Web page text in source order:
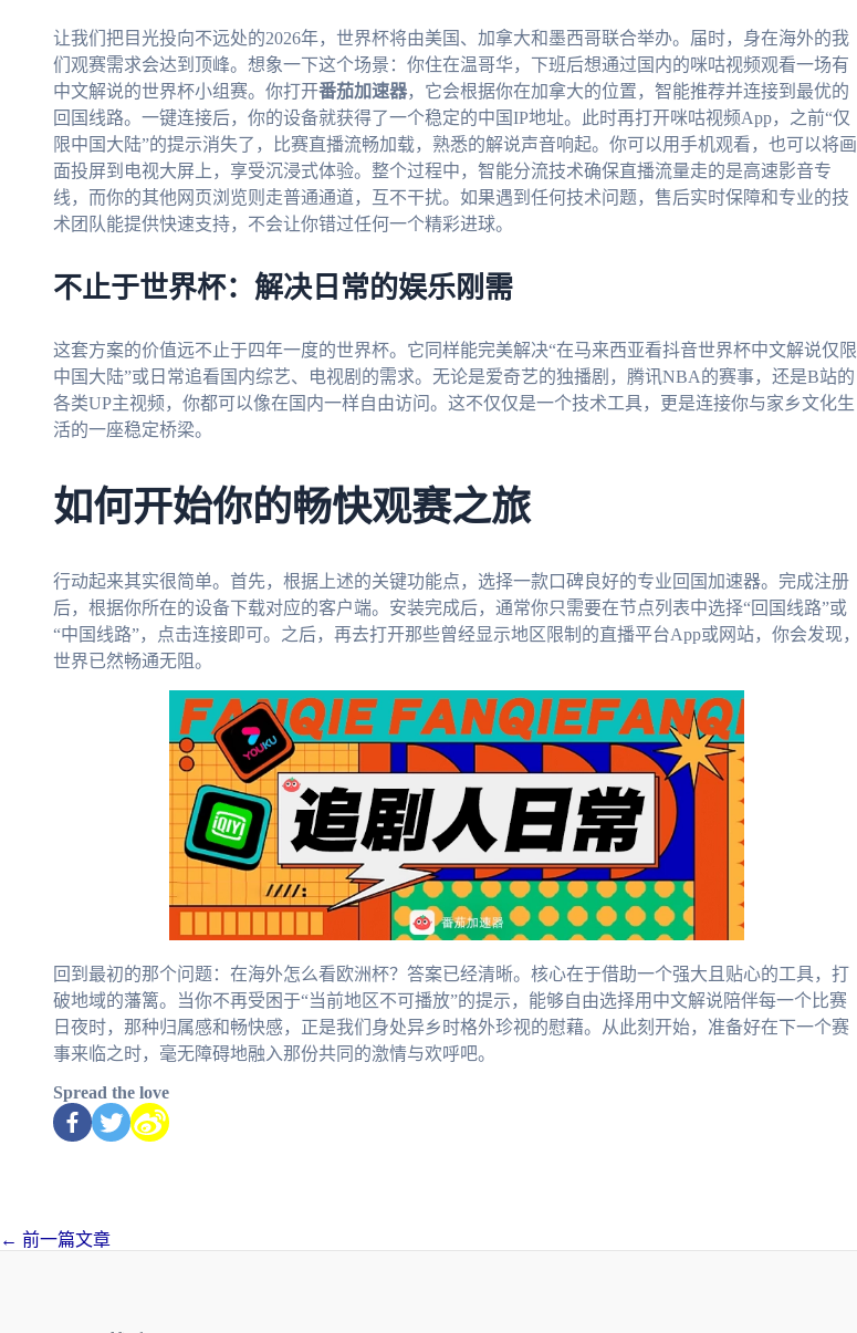
让我们把目光投向不远处的2026年，世界杯将由美国、加拿大和墨西哥联合举办。届时，身在海外的我
们观赛需求会达到顶峰。想象一下这个场景：你住在温哥华，下班后想通过国内的咪咕视频观看一场有
中文解说的世界杯小组赛。你打开番茄加速器，它会根据你在加拿大的位置，智能推荐并连接到最优的
回国线路。一键连接后，你的设备就获得了一个稳定的中国IP地址。此时再打开咪咕视频App，之前“仅
限中国大陆”的提示消失了，比赛直播流畅加载，熟悉的解说声音响起。你可以用手机观看，也可以将画
面投屏到电视大屏上，享受沉浸式体验。整个过程中，智能分流技术确保直播流量走的是高速影音专
线，而你的其他网页浏览则走普通通道，互不干扰。如果遇到任何技术问题，售后实时保障和专业的技
术团队能提供快速支持，不会让你错过任何一个精彩进球。
不止于世界杯：解决日常的娱乐刚需
这套方案的价值远不止于四年一度的世界杯。它同样能完美解决“在马来西亚看抖音世界杯中文解说仅限
中国大陆”或日常追看国内综艺、电视剧的需求。无论是爱奇艺的独播剧，腾讯NBA的赛事，还是B站的
各类UP主视频，你都可以像在国内一样自由访问。这不仅仅是一个技术工具，更是连接你与家乡文化生
活的一座稳定桥梁。
如何开始你的畅快观赛之旅
行动起来其实很简单。首先，根据上述的关键功能点，选择一款口碑良好的专业回国加速器。完成注册
后，根据你所在的设备下载对应的客户端。安装完成后，通常你只需要在节点列表中选择“回国线路”或
“中国线路”，点击连接即可。之后，再去打开那些曾经显示地区限制的直播平台App或网站，你会发现，
世界已然畅通无阻。
回到最初的那个问题：在海外怎么看欧洲杯？答案已经清晰。核心在于借助一个强大且贴心的工具，打
破地域的藩篱。当你不再受困于“当前地区不可播放”的提示，能够自由选择用中文解说陪伴每一个比赛
日夜时，那种归属感和畅快感，正是我们身处异乡时格外珍视的慰藉。从此刻开始，准备好在下一个赛
事来临之时，毫无障碍地融入那份共同的激情与欢呼吧。
Spread the love
← 前一篇文章